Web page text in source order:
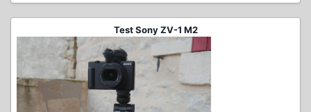
Test Sony ZV-1 M2